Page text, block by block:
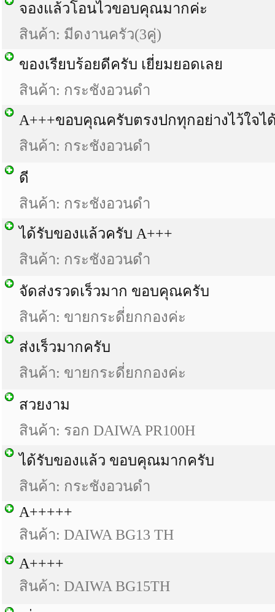
จองแล้วโอนไวขอบคุณมากค่ะ
สินค้า: มีดงานครัว(3คู่)
ของเรียบร้อยดีครับ เยี่ยมยอดเลย
สินค้า: กระชังอวนดำ
A+++ขอบคุณครับตรงปกทุกอย่างไว้ใจไ
สินค้า: กระชังอวนดำ
ดี
สินค้า: กระชังอวนดำ
ได้รับของแล้วครับ A+++
สินค้า: กระชังอวนดำ
จัดส่งรวดเร็วมาก ขอบคุณครับ
สินค้า: ขายกระดี่ยกกองค่ะ
ส่งเร็วมากครับ
สินค้า: ขายกระดี่ยกกองค่ะ
สวยงาม
สินค้า: รอก DAIWA PR100H
ได้รับของแล้ว ขอบคุณมากครับ
สินค้า: กระชังอวนดำ
A+++++
สินค้า: DAIWA BG13 TH
A++++
สินค้า: DAIWA BG15TH